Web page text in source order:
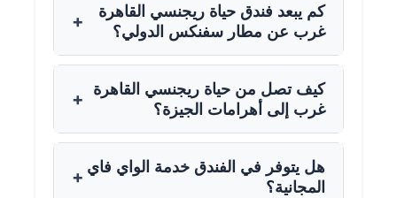
كم يبعد فندق حياة ريجنسي القاهرة
غرب عن مطار سفنكس الدولي؟
+
كيف تصل من حياة ريجنسي القاهرة
غرب إلى أهرامات الجيزة؟
+
هل يتوفر في الفندق خدمة الواي فاي
المجانية؟
+